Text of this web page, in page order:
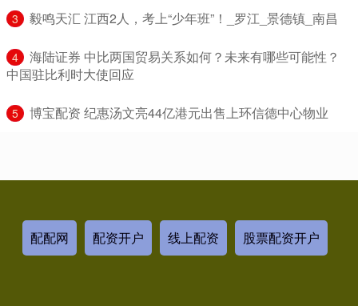
3 ​毅鸣天汇 江西2人，考上“少年班”！_罗江_景德镇_南昌
4
​海陆证券 中比两国贸易关系如何？未来有哪些可能性？
中国驻比利时大使回应
5 ​博宝配资 纪惠汤文亮44亿港元出售上环信德中心物业
配配网 配资开户 线上配资 股票配资开户